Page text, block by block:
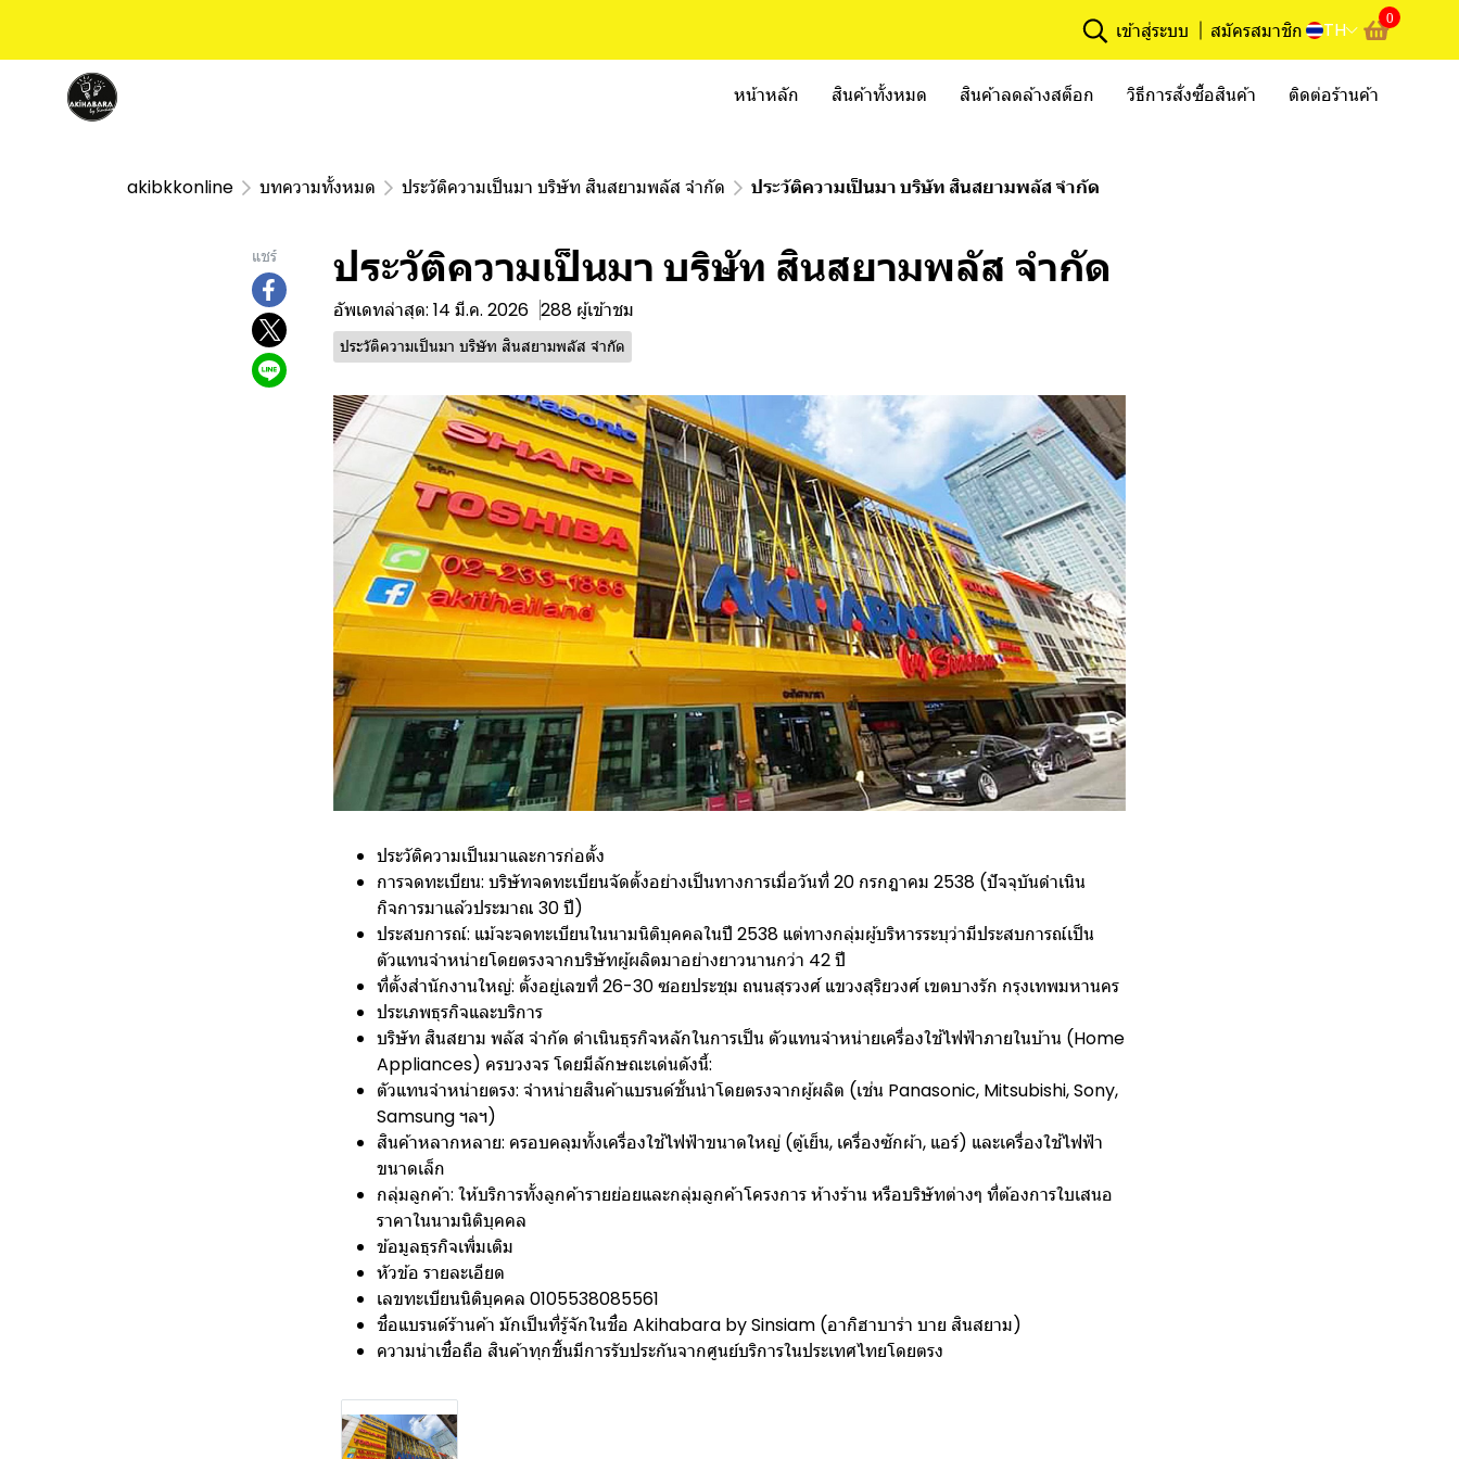
เข้าสู่ระบบ สมัครสมาชิก TH
0
หน้าหลัก สินค้าทั้งหมด สินค้าลดล้างสต็อก วิธีการสั่งซื้อสินค้า ติดต่อร้านค้า
akibkkonline บทความทั้งหมด ประวัติความเป็นมา บริษัท สินสยามพลัส จำกัด ประวัติความเป็นมา บริษัท สินสยามพลัส จำกัด
แชร์ ประวัติความเป็นมา บริษัท สินสยามพลัส จำกัด
อัพเดทล่าสุด: 14 มี.ค. 2026 288 ผู้เข้าชม
ประวัติความเป็นมา บริษัท สินสยามพลัส จำกัด
ประวัติความเป็นมาและการก่อตั้ง
การจดทะเบียน: บริษัทจดทะเบียนจัดตั้งอย่างเป็นทางการเมื่อวันที่ 20 กรกฎาคม 2538 (ปัจจุบันดำเนิน
กิจการมาแล้วประมาณ 30 ปี)
ประสบการณ์: แม้จะจดทะเบียนในนามนิติบุคคลในปี 2538 แต่ทางกลุ่มผู้บริหารระบุว่ามีประสบการณ์เป็น
ตัวแทนจำหน่ายโดยตรงจากบริษัทผู้ผลิตมาอย่างยาวนานกว่า 42 ปี
ที่ตั้งสำนักงานใหญ่: ตั้งอยู่เลขที่ 26-30 ซอยประชุม ถนนสุรวงศ์ แขวงสุริยวงศ์ เขตบางรัก กรุงเทพมหานคร
ประเภพธุรกิจและบริการ
บริษัท สินสยาม พลัส จำกัด ดำเนินธุรกิจหลักในการเป็น ตัวแทนจำหน่ายเครื่องใช้ไฟฟ้าภายในบ้าน (Home
Appliances) ครบวงจร โดยมีลักษณะเด่นดังนี้:
ตัวแทนจำหน่ายตรง: จำหน่ายสินค้าแบรนด์ชั้นนำโดยตรงจากผู้ผลิต (เช่น Panasonic, Mitsubishi, Sony,
Samsung ฯลฯ)
สินค้าหลากหลาย: ครอบคลุมทั้งเครื่องใช้ไฟฟ้าขนาดใหญ่ (ตู้เย็น, เครื่องซักผ้า, แอร์) และเครื่องใช้ไฟฟ้า
ขนาดเล็ก
กลุ่มลูกค้า: ให้บริการทั้งลูกค้ารายย่อยและกลุ่มลูกค้าโครงการ ห้างร้าน หรือบริษัทต่างๆ ที่ต้องการใบเสนอ
ราคาในนามนิติบุคคล
ข้อมูลธุรกิจเพิ่มเติม
หัวข้อ รายละเอียด
เลขทะเบียนนิติบุคคล 0105538085561
ชื่อแบรนด์ร้านค้า มักเป็นที่รู้จักในชื่อ Akihabara by Sinsiam (อากิฮาบาร่า บาย สินสยาม)
ความน่าเชื่อถือ สินค้าทุกชิ้นมีการรับประกันจากศูนย์บริการในประเทศไทยโดยตรง